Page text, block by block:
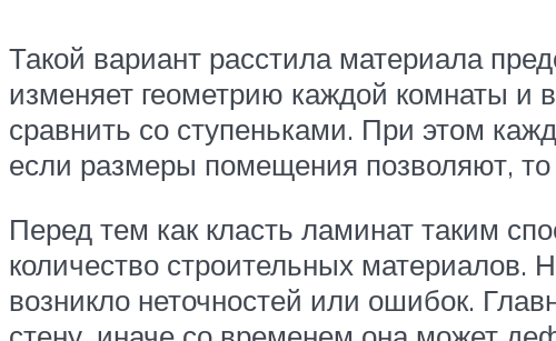
Такой вариант расстила материала
изменяет геометрию каждой комнаты и
сравнить со ступеньками. При этом
если размеры помещения позволяют,
Перед тем как класть ламинат таким
количество строительных
возникло неточностей или ошибок.